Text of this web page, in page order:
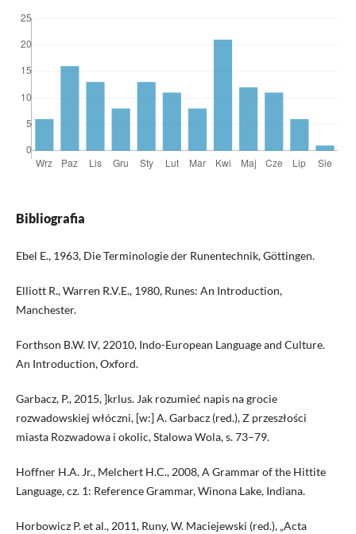
Bibliografia
Ebel E., 1963, Die Terminologie der Runentechnik, Göttingen.
Elliott R., Warren R.V.E., 1980, Runes: An Introduction,
Manchester.
Forthson B.W. IV, 22010, Indo-European Language and Culture.
An Introduction, Oxford.
Garbacz, P., 2015, ]krlus. Jak rozumieć napis na grocie
rozwadowskiej włóczni, [w:] A. Garbacz (red.), Z przeszłości
miasta Rozwadowa i okolic, Stalowa Wola, s. 73–79.
Hoffner H.A. Jr., Melchert H.C., 2008, A Grammar of the Hittite
Language, cz. 1: Reference Grammar, Winona Lake, Indiana.
Horbowicz P. et al., 2011, Runy, W. Maciejewski (red.), „Acta